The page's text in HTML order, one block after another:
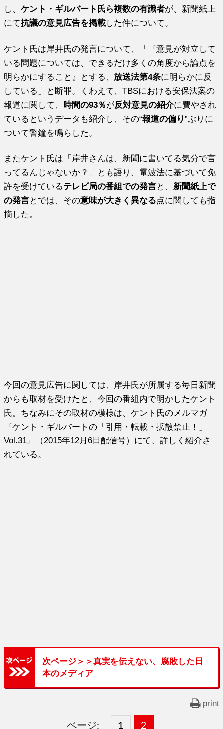
し、ケント・ギルバート氏ら複数の有識者が、新聞紙上
にて抗議の意見広告を掲載した件について。
ケント氏は岸井氏の発言について、「『意見が対立して
いる問題については、できるだけ多くの角度から論点を
明らかにすること』とする、 放送法第4条に明らかに反
している」と断罪。くわえて、TBSにおける安保法案の
報道に関して、
時間の93％が反対意見の紹介に費やされ
ているというデータも紹介し、その“報道の偏り”ぶりに
ついて警鐘を鳴らした。
またケント氏は「岸井さんは、新聞に書いてる気分で言
ってるんじゃないか？」とも語り、電波法に基づいて免
許を受けているテレビ局の番組での発言と、 新聞紙上で
の発言とでは、その意味が大きく異なる点に関しても指
摘した。
今回の意見広告に関しては、岸井氏が所属する毎日新聞
からも取材を受けたと、今回の番組内で明かしたケント
氏。ちなみにその取材の模様は、ケント氏のメルマガ
『ケント・ギルバートの「引用・転載・拡散禁止！」
Vol.31』（2015年12月6日配信号）にて、詳しく紹介さ
れている。
次ページ＞＞真実を伝えない、腐敗した日
本のメディア
print
ページ: 固
1 ,
固
2